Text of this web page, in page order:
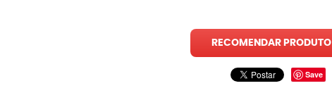
RECOMENDAR PRODUTO
Save